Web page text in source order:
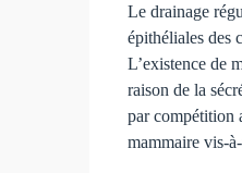
Le drainage
épithéliales des
L’existence de
raison de la
par compétition
mammaire vis-